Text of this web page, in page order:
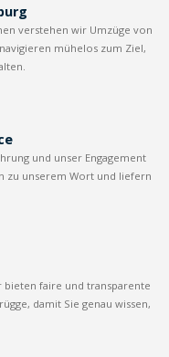
verstehen wir Umzüge von
mühelos zum Ziel,
und unser Engagement
zu unserem Wort und liefern
bieten faire und transparente
damit Sie genau wissen,